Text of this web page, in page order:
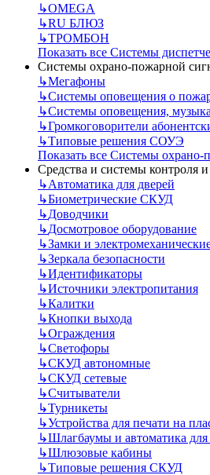
↳OMEGA
↳RU БЛЮЗ
↳ТРОМБОН
Показать все Системы
Системы охрано-пожарной
↳Мегафоны
↳Системы оповещения о
↳Системы оповещения,
↳Громкоговорители
↳Типовые решения СОУЭ
Показать все Системы
Средства и системы контроля
↳Автоматика для дверей
↳Биометрические СКУД
↳Доводчики
↳Досмотровое оборудование
↳Замки и
↳Зеркала безопасности
↳Идентификаторы
↳Источники электропитания
↳Калитки
↳Кнопки выхода
↳Ограждения
↳Светофоры
↳СКУД автономные
↳СКУД сетевые
↳Считыватели
↳Турникеты
↳Устройства для печати на
↳Шлагбаумы и автоматика
↳Шлюзовые кабины
↳Типовые решения СКУД